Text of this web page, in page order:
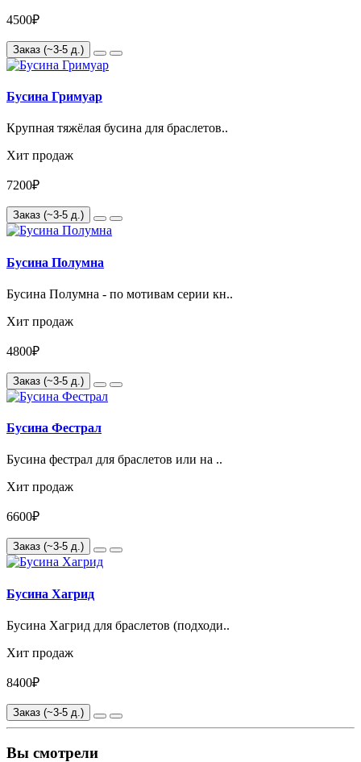
4500₽
Заказ (~3-5 д.)
Бусина Гримуар
Крупная тяжёлая бусина для браслетов..
Хит продаж
7200₽
Заказ (~3-5 д.)
Бусина Полумна
Бусина Полумна - по мотивам серии кн..
Хит продаж
4800₽
Заказ (~3-5 д.)
Бусина Фестрал
Бусина фестрал для браслетов или на ..
Хит продаж
6600₽
Заказ (~3-5 д.)
Бусина Хагрид
Бусина Хагрид для браслетов (подходи..
Хит продаж
8400₽
Заказ (~3-5 д.)
Вы смотрели